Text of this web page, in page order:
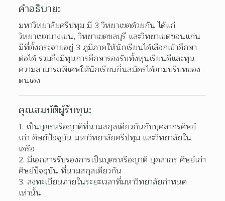
คำอธิบาย:
มหาวิทยาลัยศรีปทุม มี 3 วิทยาเขตด้วยกัน ได้แก่
วิทยาเขตบางเขน, วิทยาเขตชลบุรี และวิทยาเขตขอนแก่น
มีที่ตั้งกระจายอยู่ 3 ภูมิภาคให้นักเรียนได้เลือกเข้าศึกษา
ต่อได้ รวมถึงมีทุนการศึกษารองรับทั้งทุนเรียนดีและทุน
ความสามารถพิเศษให้นักเรียนยื่นสมัครได้ตามบริบทของ
ตนเอง
คุณสมบัติผู้รับทุน:
1. เป็นบุตรหรือญาติที่นามสกุลเดียวกันกับบุคลากรศิษย์
เก่า ศิษย์ปัจจุบัน มหาวิทยาลัยศรีปทุม และวิทยาลัยใน
เครือ
2. มีเอกสารรับรองการเป็นบุตรหรือญาติ บุคลากร ศิษย์เก่า
ศิษย์ปัจจุบัน ที่นามสกุลเดียวกัน
3. ลงทะเบียนภายในระยะเวลาที่มหาวิทยาลัยกำหนด
เท่านั้น